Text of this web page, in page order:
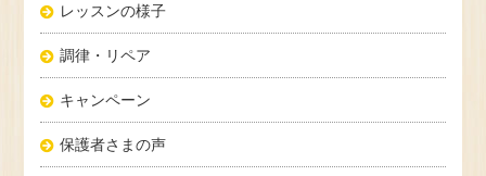
レッスンの様子
調律・リペア
キャンペーン
保護者さまの声